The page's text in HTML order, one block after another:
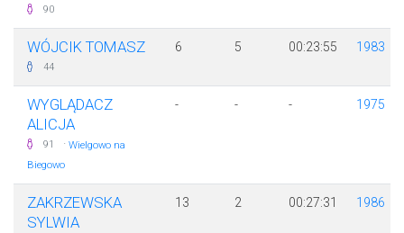
90
WÓJCIK TOMASZ
44
6 5 00:23:55 1983
WYGLĄDACZ
ALICJA
91 · Wielgowo na
Biegowo
- - - 1975
ZAKRZEWSKA
SYLWIA
13 2 00:27:31 1986